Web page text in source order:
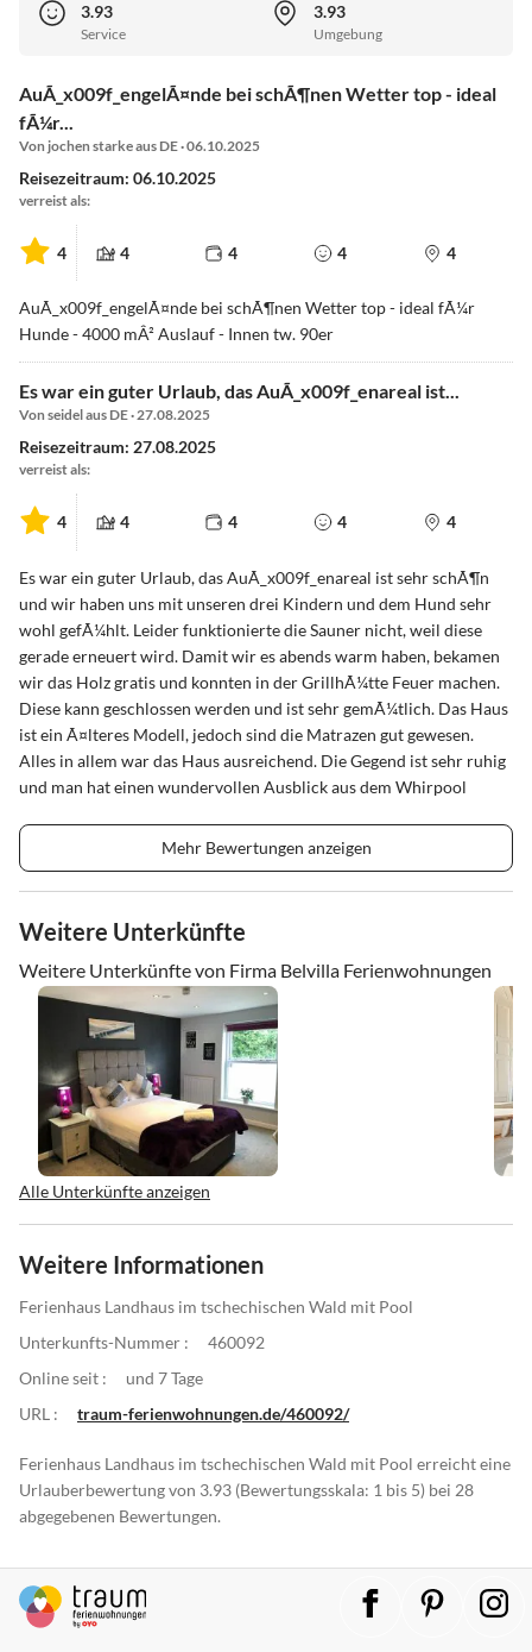
3.93
Service
3.93
Umgebung
AuÃ_x009f_engelÃ¤nde bei schÃ¶nen Wetter top - ideal
fÃ¼r...
Von jochen starke aus DE · 06.10.2025
Reisezeitraum: 06.10.2025
verreist als:
4 4 4 4 4
AuÃ_x009f_engelÃ¤nde bei schÃ¶nen Wetter top - ideal fÃ¼r
Hunde - 4000 mÂ² Auslauf - Innen tw. 90er
Es war ein guter Urlaub, das AuÃ_x009f_enareal ist...
Von seidel aus DE · 27.08.2025
Reisezeitraum: 27.08.2025
verreist als:
4 4 4 4 4
Es war ein guter Urlaub, das AuÃ_x009f_enareal ist sehr schÃ¶n
und wir haben uns mit unseren drei Kindern und dem Hund sehr
wohl gefÃ¼hlt. Leider funktionierte die Sauner nicht, weil diese
gerade erneuert wird. Damit wir es abends warm haben, bekamen
wir das Holz gratis und konnten in der GrillhÃ¼tte Feuer machen.
Diese kann geschlossen werden und ist sehr gemÃ¼tlich. Das Haus
ist ein Ã¤lteres Modell, jedoch sind die Matrazen gut gewesen.
Alles in allem war das Haus ausreichend. Die Gegend ist sehr ruhig
und man hat einen wundervollen Ausblick aus dem Whirpool
Mehr Bewertungen anzeigen
Weitere Unterkünfte
Weitere Unterkünfte von Firma Belvilla Ferienwohnungen
Alle Unterkünfte anzeigen
Weitere Informationen
Ferienhaus Landhaus im tschechischen Wald mit Pool
Unterkunfts-Nummer :
460092
Online seit :
und 7 Tage
URL :
traum-ferienwohnungen.de/460092/
Ferienhaus Landhaus im tschechischen Wald mit Pool erreicht eine
Urlauberbewertung von 3.93 (Bewertungsskala: 1 bis 5) bei 28
abgegebenen Bewertungen.